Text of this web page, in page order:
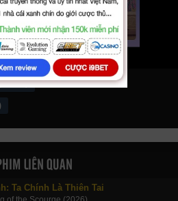
2)
LIÊN QUAN
Ta Chính Là Thiên Tai